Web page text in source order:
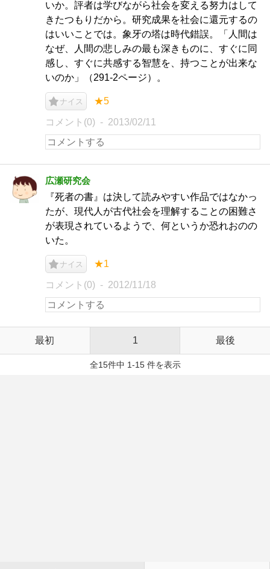
いか。評者は学びながら社会を変える努力はして
きたつもりだから。研究成果を社会に還元するの
はいいことでは。象牙の塔は時代錯誤。「人間は
なぜ、人間の悲しみの最も深きものに、すぐに同
感し、すぐに共感する智慧を、持つことが出来な
いのか」（291-2ページ）。
ナイス ★5
コメント(0) 2013/02/11
広瀬研究会
『死者の書』は決して読みやすい作品ではなかっ
たが、現代人が古代社会を理解することの困難さ
が表現されているようで、何というか恐れおのの
いた。
ナイス ★1
コメント(0) 2012/11/18
最初 1 最後
全15件中 1-15 件を表示